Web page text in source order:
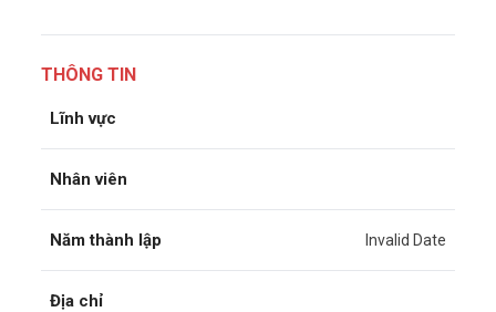
THÔNG TIN
Lĩnh vực
Nhân viên
Năm thành lập Invalid Date
Địa chỉ